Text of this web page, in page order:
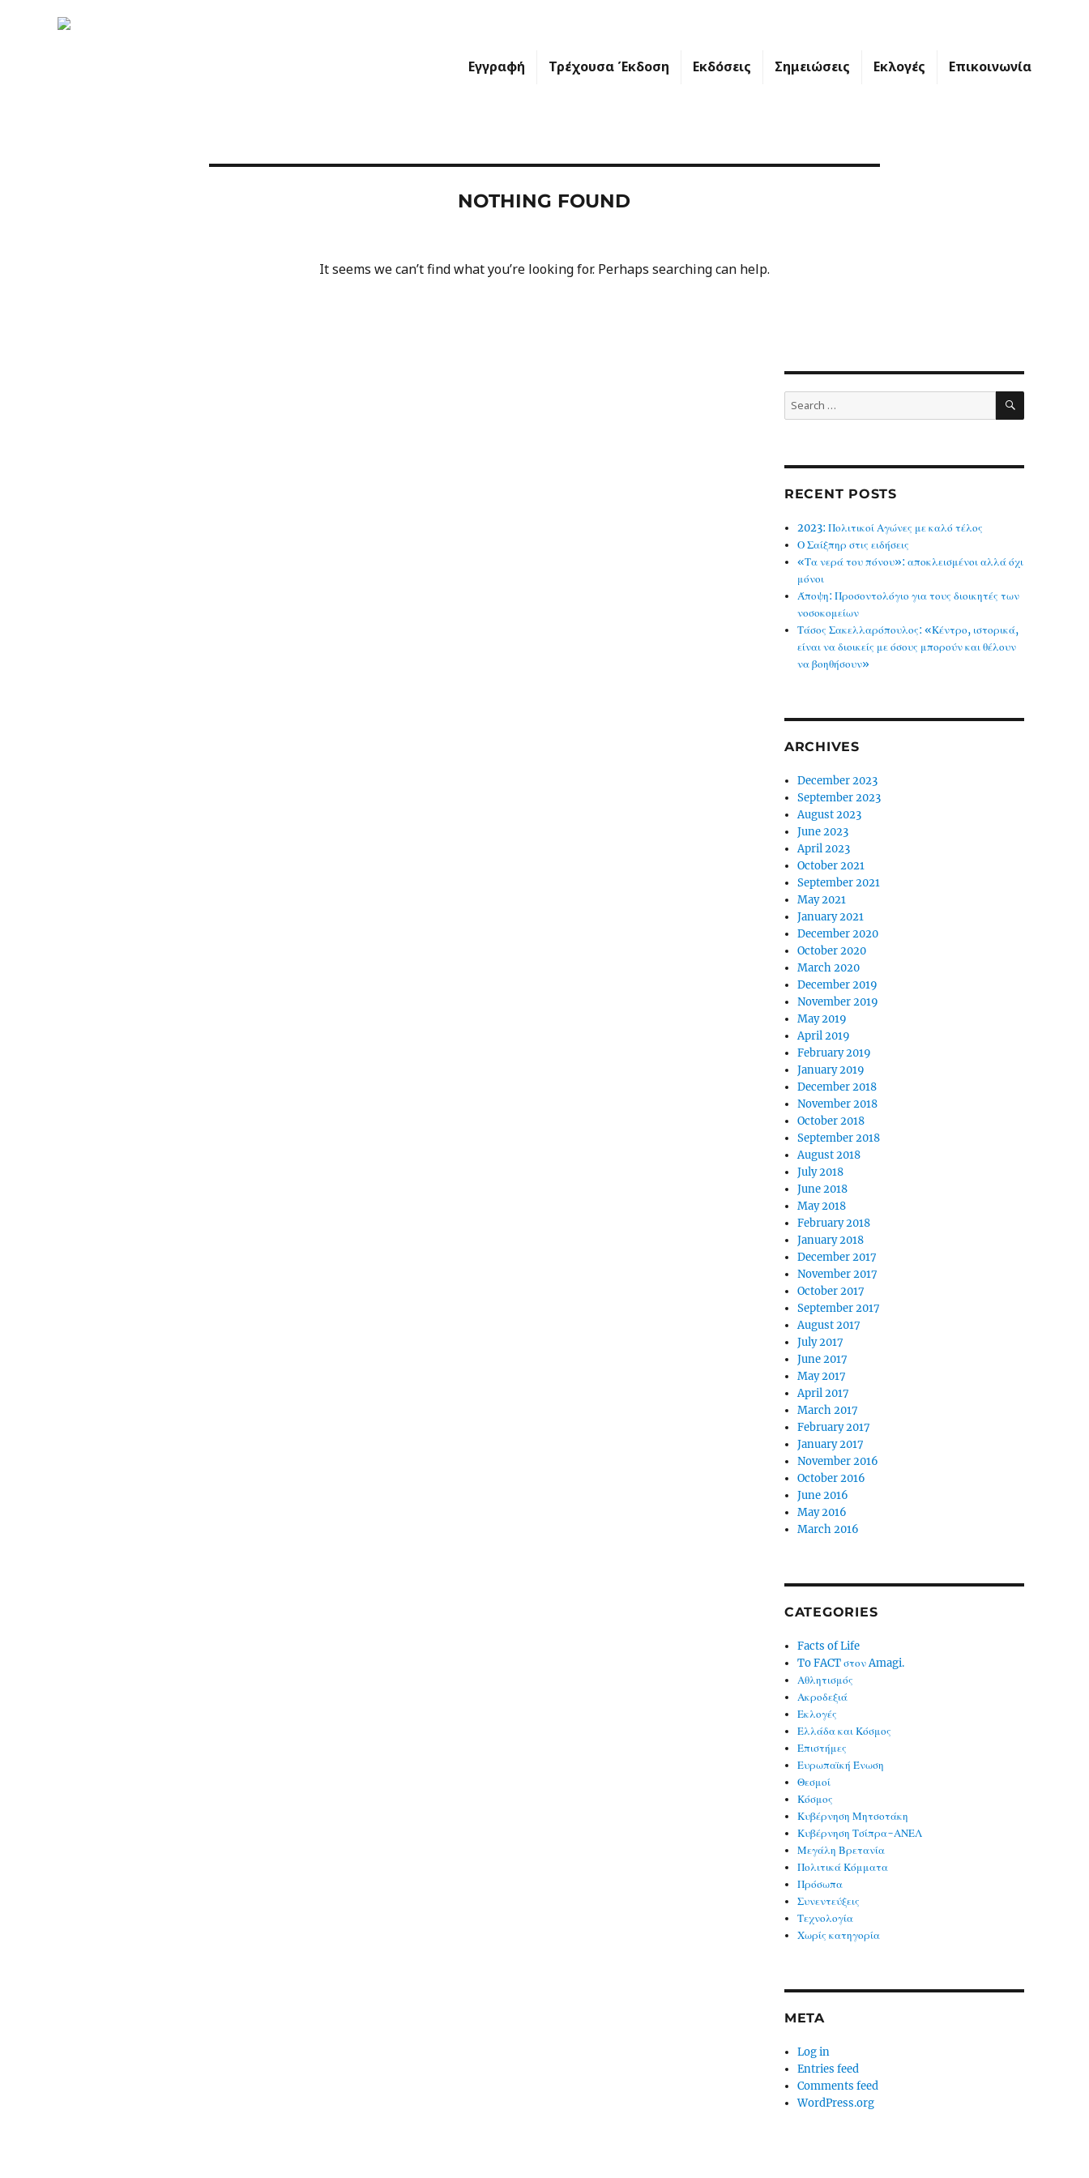
Εγγραφή Τρέχουσα Έκδοση Εκδόσεις Σημειώσεις Εκλογές Επικοινωνία
NOTHING FOUND
It seems we can’t find what you’re looking for. Perhaps searching can help.
Search
for:
SEARCH
RECENT POSTS
2023: Πολιτικοί Αγώνες με καλό τέλος
Ο Σαίξπηρ στις ειδήσεις
«Τα νερά του πόνου»: αποκλεισμένοι αλλά όχι
μόνοι
Άποψη: Προσοντολόγιο για τους διοικητές των
νοσοκομείων
Τάσος Σακελλαρόπουλος: «Κέντρο, ιστορικά,
είναι να διοικείς με όσους μπορούν και θέλουν
να βοηθήσουν»
ARCHIVES
December 2023
September 2023
August 2023
June 2023
April 2023
October 2021
September 2021
May 2021
January 2021
December 2020
October 2020
March 2020
December 2019
November 2019
May 2019
April 2019
February 2019
January 2019
December 2018
November 2018
October 2018
September 2018
August 2018
July 2018
June 2018
May 2018
February 2018
January 2018
December 2017
November 2017
October 2017
September 2017
August 2017
July 2017
June 2017
May 2017
April 2017
March 2017
February 2017
January 2017
November 2016
October 2016
June 2016
May 2016
March 2016
CATEGORIES
Facts of Life
To FACT στον Amagi.
Αθλητισμός
Ακροδεξιά
Εκλογές
Ελλάδα και Κόσμος
Επιστήμες
Ευρωπαϊκή Ένωση
Θεσμοί
Κόσμος
Κυβέρνηση Μητσοτάκη
Κυβέρνηση Τσίπρα-ΑΝΕΛ
Μεγάλη Βρετανία
Πολιτικά Κόμματα
Πρόσωπα
Συνεντεύξεις
Τεχνολογία
Χωρίς κατηγορία
META
Log in
Entries feed
Comments feed
WordPress.org